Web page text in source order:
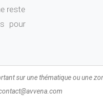
reste
pour
sur une thématique ou une